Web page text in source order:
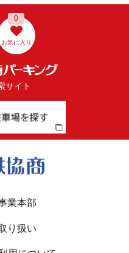
お気に入り
0
サイト
業本部
り扱い